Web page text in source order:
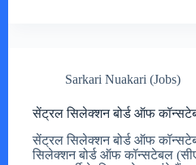
Sarkari Nuakari (Jobs)
सेंट्रल सिलेक्शन बोर्ड ऑफ
सेंट्रल सिलेक्शन बोर्ड ऑफ
सिलेक्शन बोर्ड ऑफ कॉन्सटेबल